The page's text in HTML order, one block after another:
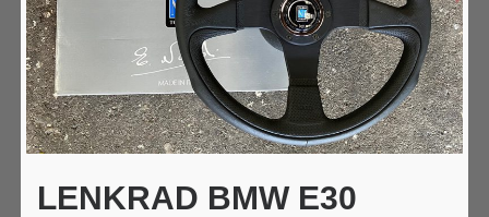
LENKRAD BMW E30